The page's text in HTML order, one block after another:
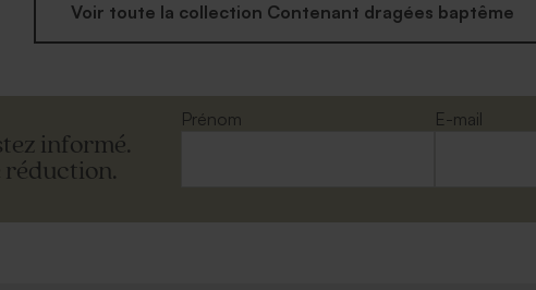
Voir toute la collection Contenant dragées baptême
informé.
réduction.
Prénom
E-mail